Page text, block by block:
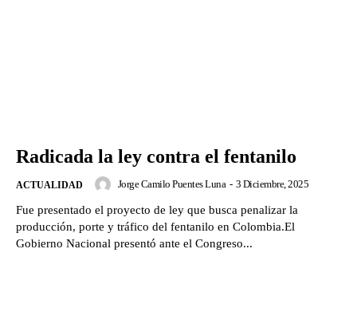
Radicada la ley contra el fentanilo
ACTUALIDAD Jorge Camilo Puentes Luna - 3 Diciembre, 2025
Fue presentado el proyecto de ley que busca penalizar la
producción, porte y tráfico del fentanilo en Colombia.El
Gobierno Nacional presentó ante el Congreso...